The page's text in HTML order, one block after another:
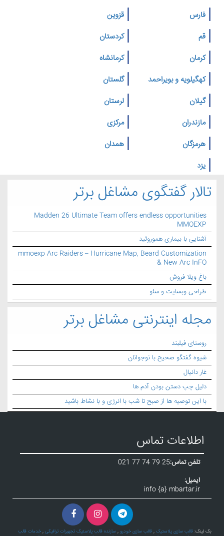
فارس
قزوین
قم
کردستان
کرمان
کرمانشاه
کهگیلویه و بویراحمد
گلستان
گیلان
لرستان
مازندران
مرکزی
هرمزگان
همدان
یزد
تالار گفتگوی مشاغل برتر
Madden 26 Ultimate Team offers endless opportunities
MMOEXP
آشنایی با بیماری هموروئید
mmoexp Arc Raiders – Hurricane Map, Beard Customization
& New Arc InFO
باغ ویلا فروش
طراحی وبسایت و سئو
مجله اینترنتی مشاغل برتر
روستای فیلبند
شیوه گفتگو صحیح با نوجوانان
غار دانیال
دلیل چپ دستن بودن آدم ها
با این توصیه ها از صبح تا شب با انرژی و با نشاط باشید
اطلاعات تماس
تلفن تماس:021 77 74 79 25
ایمیل:
info {a} mbartar.ir
بک لینک: قالب سازی پلاستیک , قالب سازی خودرو , سازنده قالب پلاستیک تجهیزات ترافیکی , خدمات قالب